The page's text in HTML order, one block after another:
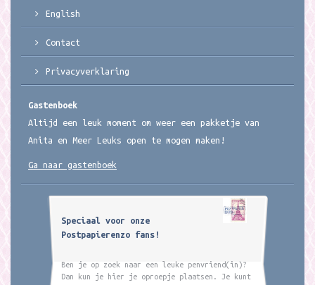
English
Contact
Privacyverklaring
Gastenboek
Altijd een leuk moment om weer een pakketje van
Anita en Meer Leuks open te mogen maken!
Ga naar gastenboek
Speciaal voor onze
Postpapierenzo fans!
Ben je op zoek naar een leuke penvriend(in)?
Dan kun je hier je oproepje plaatsen. Je kunt